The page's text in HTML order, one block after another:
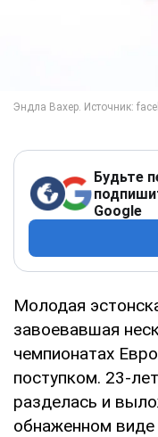
Будьте
Google
Молодая
завоевавшая
чемпионатах
поступком. 23-
разделась и
обнаженном виде